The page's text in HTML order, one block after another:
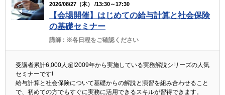
2026/08/27（木） /13:30～17:30
【会場開催】はじめての給与計算と社会保険
の基礎セミナー
講師 : ※各日程をご確認ください
受講者累計6,000人超!2009年から実施している実務解説シリーズの人気
セミナーです!
給与計算と社会保険について基礎からの解説と演習を組み合わせること
で、初めての方でもすぐに実務に活用できるスキルが習得できます。